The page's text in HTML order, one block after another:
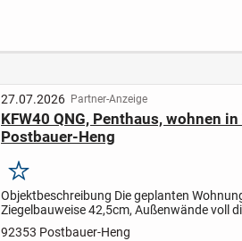
27.07.2026 Partner-Anzeige
KFW40 QNG, Penthaus, wohnen
Postbauer-Heng
Merken
Objektbeschreibung Die geplanten
Ziegelbauweise 42,5cm, Außenwände voll
Atmungsfähigkeit der Wände erhalten
92353 Postbauer-Heng